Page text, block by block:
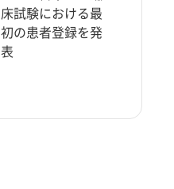
床試験における最
初の患者登録を発
表